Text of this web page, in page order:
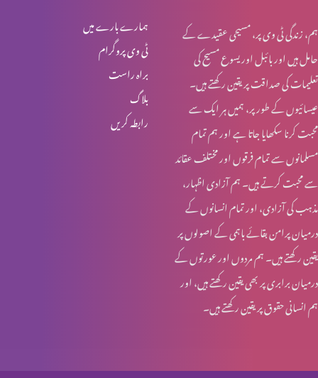
ہمارے بارے میں
ٹی وی پروگرام
براہ راست
بلاگ
رابطہ کریں
ہم، زندگی ٹی وی پر، مسیحی عقیدے کے
حامل ہیں اور بائبل اور یسوع مسیح کی
تعلیمات کی صداقت پر یقین رکھتے ہیں۔
عیسائیوں کے طور پر، ہمیں ہر ایک سے
محبت کرنا سکھایا جاتا ہے اور ہم تمام
مسلمانوں سے تمام فرقوں اور مختلف عقائد
سے محبت کرتے ہیں۔ ہم آزادی اظہار،
مذہب کی آزادی، اور تمام انسانوں کے
درمیان پرامن بقائے باہمی کے اصولوں پر
یقین رکھتے ہیں۔ ہم مردوں اور عورتوں کے
درمیان برابری پر بھی یقین رکھتے ہیں، اور
ہم انسانی حقوق پر یقین رکھتے ہیں۔